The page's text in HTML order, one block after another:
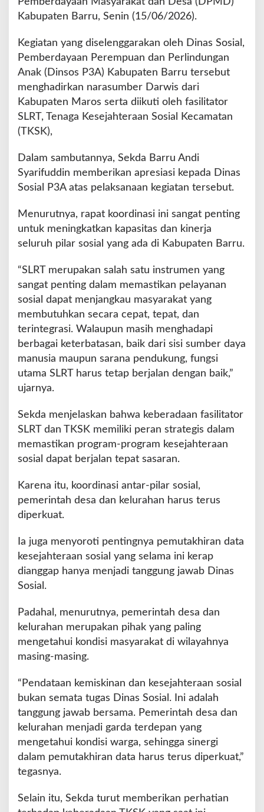
R
a
T
K
S
K
a
m
P
l
y
a
n
S
o
s
i
l
T
e
r
u
Kabupaten Barru, Senin (15/06/2026).
Kegiatan yang diselenggarakan oleh Dinas Sosial,
Pemberdayaan Perempuan dan Perlindungan
Anak (Dinsos P3A) Kabupaten Barru tersebut
menghadirkan narasumber Darwis dari
Kabupaten Maros serta diikuti oleh fasilitator
SLRT, Tenaga Kesejahteraan Sosial Kecamatan
(TKSK),
Dalam sambutannya, Sekda Barru Andi
Syarifuddin memberikan apresiasi kepada Dinas
Sosial P3A atas pelaksanaan kegiatan tersebut.
Menurutnya, rapat koordinasi ini sangat penting
untuk meningkatkan kapasitas dan kinerja
seluruh pilar sosial yang ada di Kabupaten Barru.
“SLRT merupakan salah satu instrumen yang
sangat penting dalam memastikan pelayanan
sosial dapat menjangkau masyarakat yang
membutuhkan secara cepat, tepat, dan
terintegrasi. Walaupun masih menghadapi
berbagai keterbatasan, baik dari sisi sumber daya
manusia maupun sarana pendukung, fungsi
utama SLRT harus tetap berjalan dengan baik,”
ujarnya.
Sekda menjelaskan bahwa keberadaan fasilitator
SLRT dan TKSK memiliki peran strategis dalam
memastikan program-program kesejahteraan
sosial dapat berjalan tepat sasaran.
Karena itu, koordinasi antar-pilar sosial,
pemerintah desa dan kelurahan harus terus
diperkuat.
Ia juga menyoroti pentingnya pemutakhiran data
kesejahteraan sosial yang selama ini kerap
dianggap hanya menjadi tanggung jawab Dinas
Sosial.
Padahal, menurutnya, pemerintah desa dan
kelurahan merupakan pihak yang paling
mengetahui kondisi masyarakat di wilayahnya
masing-masing.
“Pendataan kemiskinan dan kesejahteraan sosial
bukan semata tugas Dinas Sosial. Ini adalah
tanggung jawab bersama. Pemerintah desa dan
kelurahan menjadi garda terdepan yang
mengetahui kondisi warga, sehingga sinergi
dalam pemutakhiran data harus terus diperkuat,”
tegasnya.
Selain itu, Sekda turut memberikan perhatian